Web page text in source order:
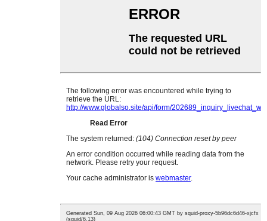
Samoan
Scots Gaelic
Sindhi
Swahili
Tajik
Thai
Ukrainian
Urdu
Xhosa
Yiddish